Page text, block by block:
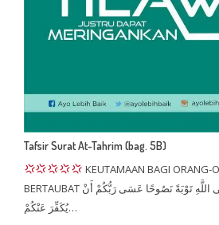
Tafsir Surat At-Tahrim (bag. 5B)
KEUTAMAAN BAGI ORANG-
BERTAUBAT يَا أَيُّهَا الَّذِينَ آمَنُوا تُوبُوا إِلَى اللَّهِ تَوْبَةً نَصُوحًا عَسَى رَبُّكُمْ أَنْ
يُكَفِّرَ عَنْكُمْ…